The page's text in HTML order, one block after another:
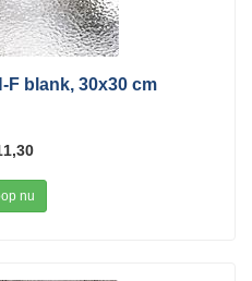
F blank, 30x30 cm
nu